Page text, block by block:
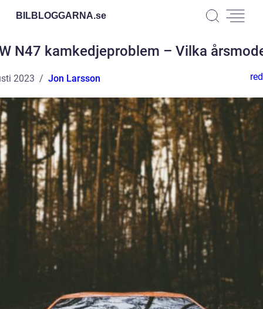
BILBLOGGARNA.se
N47 kamkedjeproblem – Vilka
2023 Jon Larsson